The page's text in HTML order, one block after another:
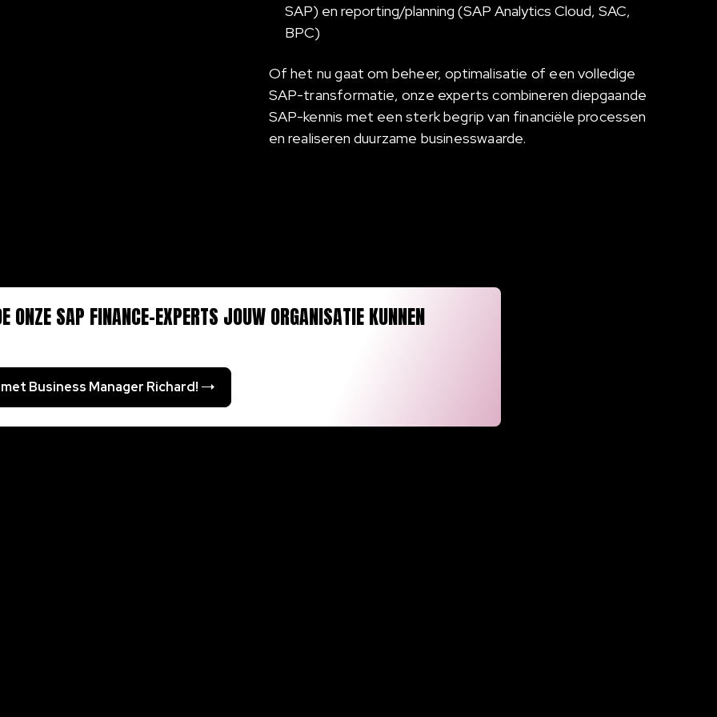
SAP) en reporting/planning (SAP Analytics Cloud, SAC,
BPC)
Of het nu gaat om beheer, optimalisatie of een volledige
SAP-transformatie, onze experts combineren diepgaande
SAP-kennis met een sterk begrip van financiële processen
en realiseren duurzame businesswaarde.
ONZE SAP FINANCE-EXPERTS JOUW ORGANISATIE KUNNEN
Business Manager Richard!